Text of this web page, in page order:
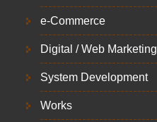
e-Commerce
Digital / Web Marketing
System Development
Works